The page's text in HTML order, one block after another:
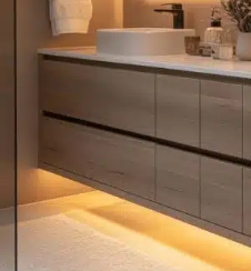
عجل، بل ارتقى ليصبح ملاذاً
وتجديد النشاط. وفي قلب
أو إساءة فهمه: الإضاءة. إن
بحد ذاته، فهو يتطلب موازنة
التي لا تشوبها شائبة للمهام
بيئة رطبة، والقدرة على خلق أجواء
الصباح إلى كابوس من الظلال غير
خطراً على السلامة. أما الاختيار